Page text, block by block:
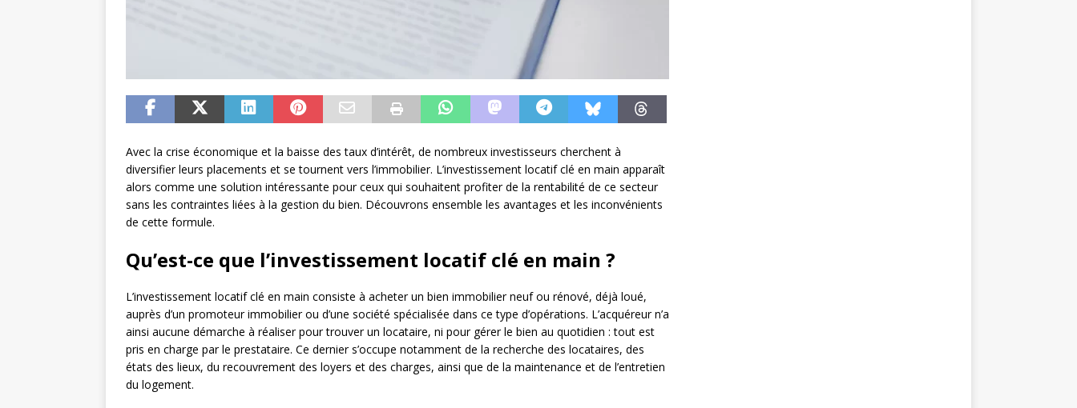
Avec la crise économique et la baisse des taux d’intérêt, de nombreux investisseurs cherchent à
diversifier leurs placements et se tournent vers l’immobilier. L’investissement locatif clé en main apparaît
alors comme une solution intéressante pour ceux qui souhaitent profiter de la rentabilité de ce secteur
sans les contraintes liées à la gestion du bien. Découvrons ensemble les avantages et les inconvénients
de cette formule.
Qu’est-ce que l’investissement locatif clé en main ?
L’investissement locatif clé en main consiste à acheter un bien immobilier neuf ou rénové, déjà loué,
auprès d’un promoteur immobilier ou d’une société spécialisée dans ce type d’opérations. L’acquéreur n’a
ainsi aucune démarche à réaliser pour trouver un locataire, ni pour gérer le bien au quotidien : tout est
pris en charge par le prestataire. Ce dernier s’occupe notamment de la recherche des locataires, des
états des lieux, du recouvrement des loyers et des charges, ainsi que de la maintenance et de l’entretien
du logement.